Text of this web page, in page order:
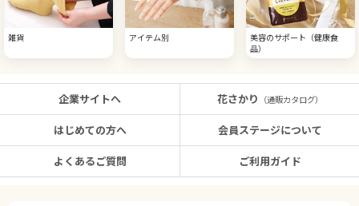
雑貨 アイテム別
美容のサポート（健康食
品）
企業サイトへ
はじめての方へ
よくあるご質問
花さかり （通販カタログ）
会員ステージについて
ご利用ガイド